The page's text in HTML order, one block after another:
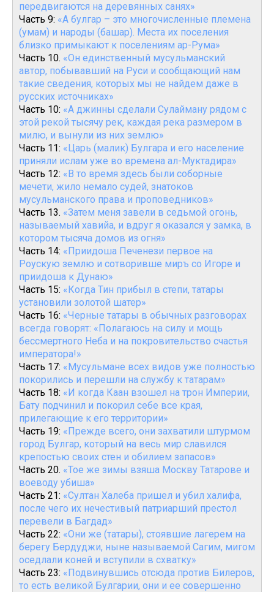
передвигаются на деревянных санях»
Часть 9: «А булгар – это многочисленные племена
(умам) и народы (башар). Места их поселения
близко примыкают к поселениям ар-Рума»
Часть 10. «Он единственный мусульманский
автор, побывавший на Руси и сообщающий нам
такие сведения, которых мы не найдем даже в
русских источниках»
Часть 10: «А джинны сделали Сулайману рядом с
этой рекой тысячу рек, каждая река размером в
милю, и вынули из них землю»
Часть 11: «Царь (малик) Булгара и его население
приняли ислам уже во времена ал-Муктадира»
Часть 12: «В то время здесь были соборные
мечети, жило немало судей, знатоков
мусульманского права и проповедников»
Часть 13. «Затем меня завели в седьмой огонь,
называемый хавийа, и вдруг я оказался у замка, в
котором тысяча домов из огня»
Часть 14: «Приидоша Печенези первое на
Роускую землю и сотворивше миръ со Игоре и
приидоша к Дунаю»
Часть 15: «Когда Тин прибыл в степи, татары
установили золотой шатер»
Часть 16: «Черные татары в обычных разговорах
всегда говорят: «Полагаюсь на силу и мощь
бессмертного Неба и на покровительство счастья
императора!»
Часть 17: «Мусульмане всех видов уже полностью
покорились и перешли на службу к татарам»
Часть 18: «И когда Каан взошел на трон Империи,
Бату подчинил и покорил себе все края,
прилегающие к его территории»
Часть 19: «Прежде всего, они захватили штурмом
город Булгар, который на весь мир славился
крепостью своих стен и обилием запасов»
Часть 20. «Тое же зимы взяша Москву Татарове и
воеводу убиша»
Часть 21: «Султан Халеба пришел и убил халифа,
после чего их нечестивый патриарший престол
перевели в Багдад»
Часть 22: «Они же (татары), стоявшие лагерем на
берегу Бердуджи, ныне называемой Сагим, мигом
оседлали коней и вступили в схватку»
Часть 23: «Подвинувшись отсюда против Билеров,
то есть великой Булгарии, они и ее совершенно